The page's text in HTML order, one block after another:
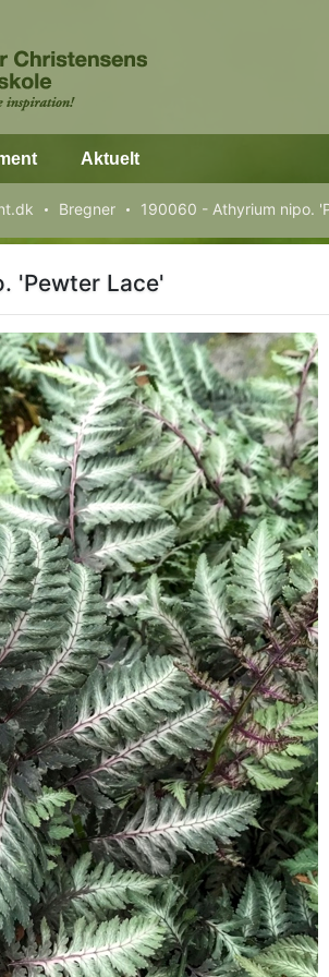
Aktuelt
Bregner 190060 - Athyrium nipo.
'Pewter Lace'